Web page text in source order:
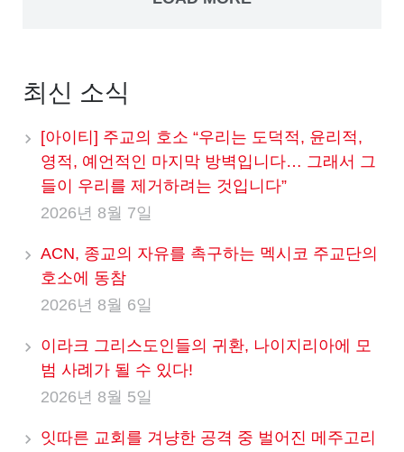
최신 소식
[아이티] 주교의 호소 “우리는 도덕적, 윤리적,
영적, 예언적인 마지막 방벽입니다… 그래서 그
들이 우리를 제거하려는 것입니다”
2026년 8월 7일
ACN, 종교의 자유를 촉구하는 멕시코 주교단의
호소에 동참
2026년 8월 6일
이라크 그리스도인들의 귀환, 나이지리아에 모
범 사례가 될 수 있다!
2026년 8월 5일
잇따른 교회를 겨냥한 공격 중 벌어진 메주고리